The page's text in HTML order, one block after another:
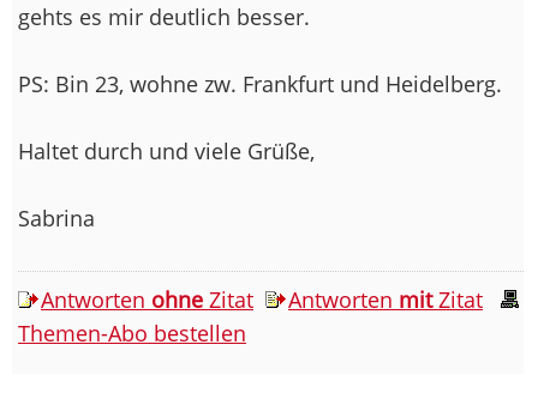
gehts es mir deutlich besser.
PS: Bin 23, wohne zw. Frankfurt und Heidelberg.
Haltet durch und viele Grüße,
Sabrina
Antworten ohne Zitat Antworten mitZitat
Themen-Abo bestellen